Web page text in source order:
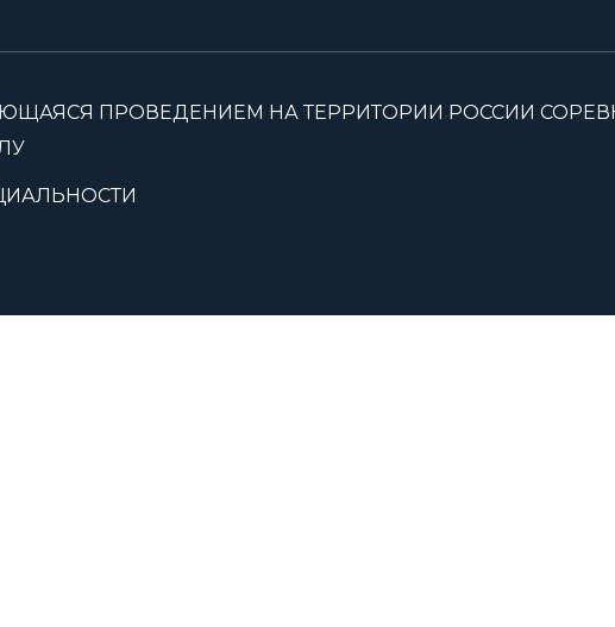
ПРОВЕДЕНИЕМ НА ТЕРРИТОРИИ РОССИИ